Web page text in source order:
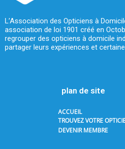
L’Association des Opticiens à
association de loi 1901 créé en
regrouper des opticiens à domicile
partager leurs expériences et
plan de site
ACCUEIL
TROUVEZ VOTRE
DEVENIR MEMBRE